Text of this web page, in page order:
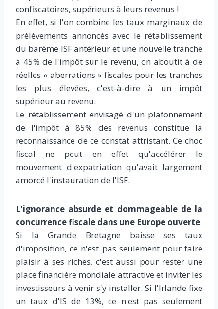
confiscatoires, supérieurs à leurs revenus !
En effet, si l'on combine les taux marginaux de
prélèvements annoncés avec le rétablissement
du barème ISF antérieur et une nouvelle tranche
à 45% de l'impôt sur le revenu, on aboutit à de
réelles « aberrations » fiscales pour les tranches
les plus élevées, c'est-à-dire à un impôt
supérieur au revenu.
Le rétablissement envisagé d'un plafonnement
de l'impôt à 85% des revenus constitue la
reconnaissance de ce constat attristant. Ce choc
fiscal ne peut en effet qu'accélérer le
mouvement d'expatriation qu'avait largement
amorcé l'instauration de l'ISF.
L'ignorance absurde et dommageable de la
concurrence fiscale dans une Europe ouverte
Si la Grande Bretagne baisse ses taux
d'imposition, ce n'est pas seulement pour faire
plaisir à ses riches, c'est aussi pour rester une
place financière mondiale attractive et inviter les
investisseurs à venir s'y installer. Si l'Irlande fixe
un taux d'IS de 13%, ce n'est pas seulement